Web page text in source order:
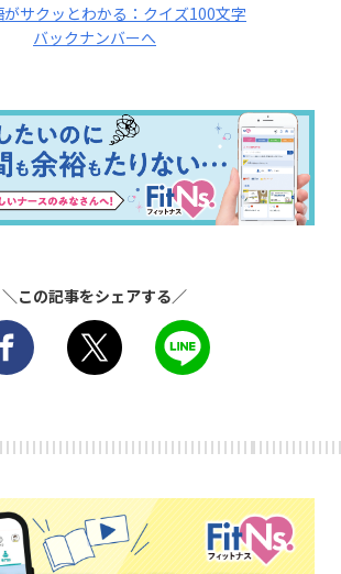
がサクッとわかる：クイズ100文字
バックナンバーへ
＼この記事をシェアする／